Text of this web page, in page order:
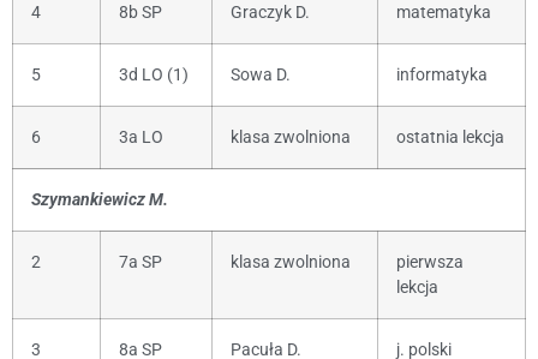
4 8b SP Graczyk D. matematyka
5 3d LO (1) Sowa D. informatyka
6 3a LO klasa zwolniona ostatnia lekcja
Szymankiewicz M.
2 7a SP klasa zwolniona
pierwsza
lekcja
3 8a SP Pacuła D. j. polski